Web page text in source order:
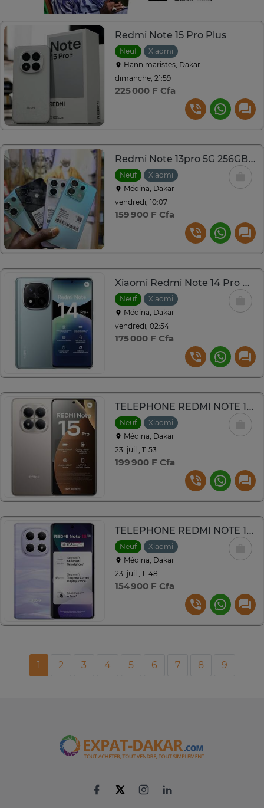
Redmi Note 15 Pro Plus
Neuf
Xiaomi
Hann maristes, Dakar
dimanche, 21:59
225 000 F Cfa
Redmi Note 13pro 5G 256GB RAM12 2SIM
Neuf
Xiaomi
Médina, Dakar
vendredi, 10:07
159 900 F Cfa
Xiaomi Redmi Note 14 Pro Plus 5G –256 Go RAM – 12 Go
Neuf
Xiaomi
Médina, Dakar
vendredi, 02:54
175 000 F Cfa
TELEPHONE REDMI NOTE 15 PRO 256GB RAM8
Neuf
Xiaomi
Médina, Dakar
23. juil., 11:53
199 900 F Cfa
TELEPHONE REDMI NOTE 15 128GB RAM6
Neuf
Xiaomi
Médina, Dakar
23. juil., 11:48
154 900 F Cfa
1 2 3 4 5 6 7 8 9